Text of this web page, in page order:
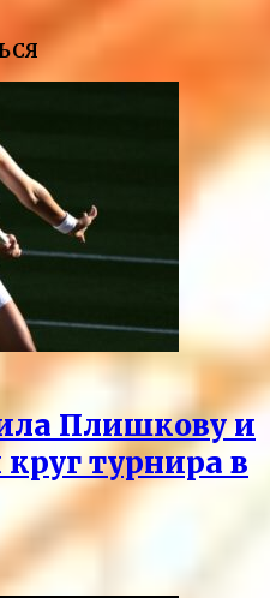
Плишкову и
турнира в